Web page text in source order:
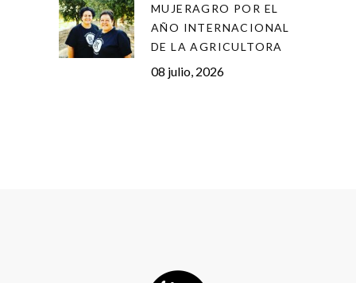
MUJERAGRO POR EL
AÑO INTERNACIONAL
DE LA AGRICULTORA
08 julio, 2026